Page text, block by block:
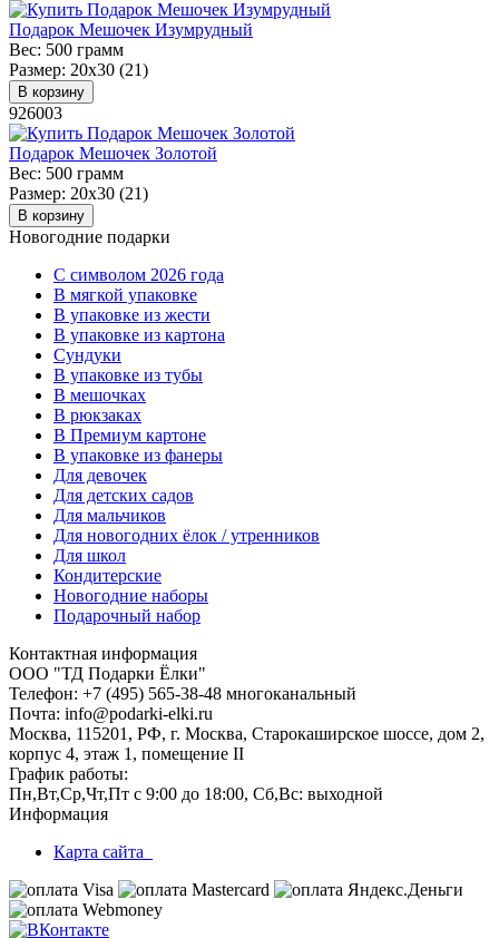
Подарок Мешочек Изумрудный
Вес: 500 грамм
Размер: 20х30 (21)
В корзину
926003
Подарок Мешочек Золотой
Вес: 500 грамм
Размер: 20х30 (21)
В корзину
Новогодние подарки
C символом 2026 года
В мягкой упаковке
В упаковке из жести
В упаковке из картона
Сундуки
В упаковке из тубы
В мешочках
В рюкзаках
В Премиум картоне
В упаковке из фанеры
Для девочек
Для детских садов
Для мальчиков
Для новогодних ёлок / утренников
Для школ
Кондитерские
Новогодние наборы
Подарочный набор
Контактная информация
ООО "ТД Подарки Ёлки"
Телефон: +7 (495) 565-38-48 многоканальный
Почта: info@podarki-elki.ru
Москва, 115201, РФ, г. Москва, Старокаширское шоссе, дом 2,
корпус 4, этаж 1, помещение II
График работы:
Пн,Вт,Ср,Чт,Пт с 9:00 до 18:00, Сб,Вс: выходной
Информация
Карта сайта